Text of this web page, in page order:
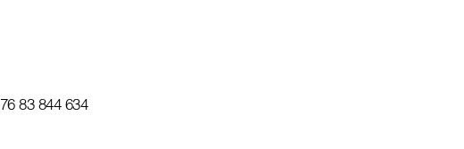
83 844 634